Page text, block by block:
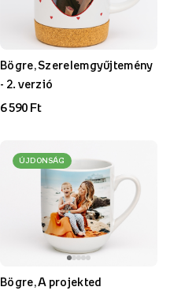
Bögre, Szerelemgyűjtemény
- 2. verzió
6 590 Ft
ÚJDONSÁG
Bögre, A projekted